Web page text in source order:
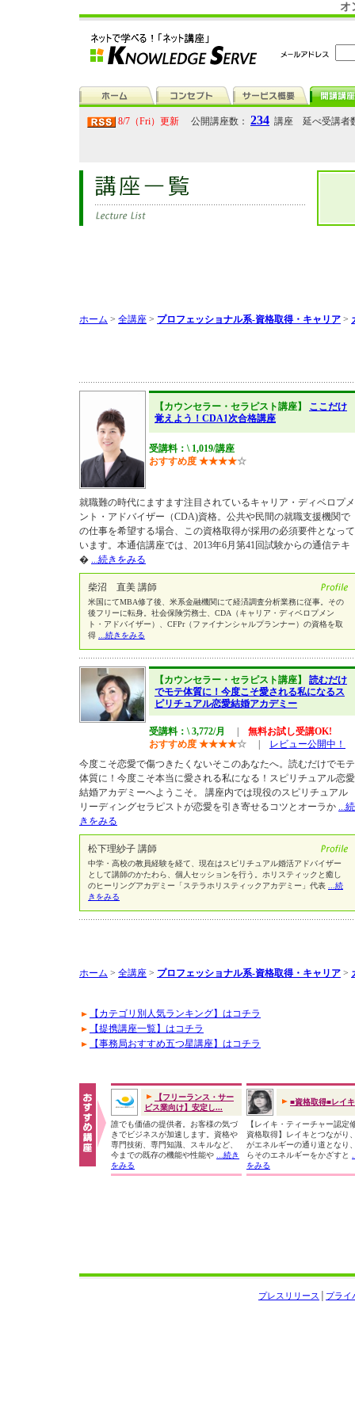
オ
8/7（Fri）更新 公開講座数： 234 講座 延べ受講者
ホーム > 全講座 > プロフェッショナル系-資格取得・キャリア >
【カウンセラー・セラピスト講座】 ここだけ
覚えよう！CDA1次合格講座
受講料：\ 1,019/講座
おすすめ度 ★★★★☆
就職難の時代にますます注目されているキャリア・ディベロプメ
ント・アドバイザー（CDA)資格。公共や民間の就職支援機関で
の仕事を希望する場合、この資格取得が採用の必須要件となって
います。本通信講座では、2013年6月第41回試験からの通信テキ
� ...続きをみる
柴沼 直美 講師
米国にてMBA修了後、米系金融機関にて経済調査分析業務に従事。その
後フリーに転身。社会保険労務士、CDA（キャリア・ディベロプメン
ト・アドバイザー）、CFPr（ファイナンシャルプランナー）の資格を取
得
...続きをみる
【カウンセラー・セラピスト講座】 読むだけ
でモテ体質に！今度こそ愛される私になるス
ピリチュアル恋愛結婚アカデミー
受講料：\ 3,772/月
無料お試し受講OK!
おすすめ度 ★★★★☆
レビュー公開中！
今度こそ恋愛で傷つきたくないそこのあなたへ。読むだけでモテ
体質に！今度こそ本当に愛される私になる！スピリチュアル恋愛
結婚アカデミーへようこそ。 講座内では現役のスピリチュアル
リーディングセラピストが恋愛を引き寄せるコツとオーラか ...続
きをみる
松下理紗子 講師
中学・高校の教員経験を経て、現在はスピリチュアル婚活アドバイザー
として講師のかたわら、個人セッションを行う。ホリスティックと癒し
のヒーリングアカデミー「ステラホリスティックアカデミー」代表
...続
きをみる
ホーム > 全講座 > プロフェッショナル系-資格取得・キャリア >
【カテゴリ別人気ランキング】はコチラ
【提携講座一覧】はコチラ
【事務局おすすめ五つ星講座】はコチラ
【フリーランス・サー
ビス業向け】安定し...
誰でも価値の提供者。お客様の気づ
きでビジネスが加速します。資格や
専門技術、専門知識、スキルなど、
今までの既存の機能や性能や
...続き
をみる
■資格取得■レイ
【レイキ・ティーチャー認定
資格取得】レイキとつながり
がエネルギーの通り道となり
らそのエネルギーをかざすと
をみる
プライ
プレスリリース